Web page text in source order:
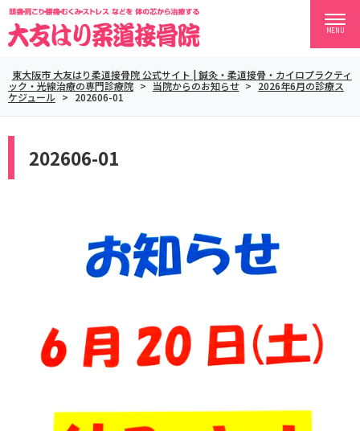
MENU
東大阪市 大友はり柔道接骨院 公式サイト | 鍼灸・柔道接骨・カイロプラクティ
ック・光線治療の専門診療院 > 当院からのお知らせ > 2026年6月の診療ス
ケジュール > 202606-01
202606-01